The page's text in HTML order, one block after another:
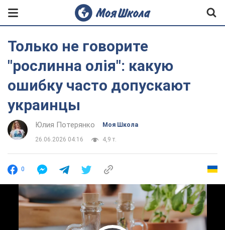
Только не говорите
"рослинна олія": какую
ошибку часто допускают
украинцы
Юлия Потерянко Моя Школа
26.06.2026 04:16 4,9 т.
0